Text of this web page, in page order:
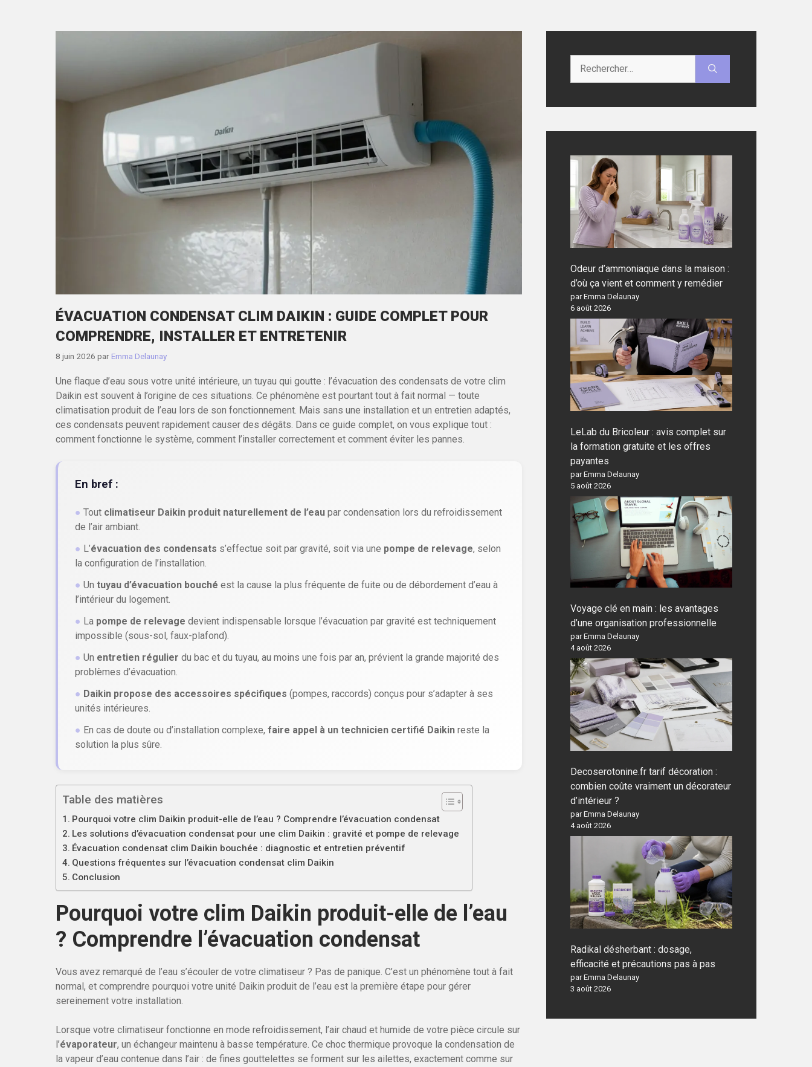
ÉVACUATION CONDENSAT CLIM DAIKIN : GUIDE COMPLET POUR
COMPRENDRE, INSTALLER ET ENTRETENIR
8 juin 2026 par Emma Delaunay
Une flaque d’eau sous votre unité intérieure, un tuyau qui goutte : l’évacuation des condensats de votre clim
Daikin est souvent à l’origine de ces situations. Ce phénomène est pourtant tout à fait normal — toute
climatisation produit de l’eau lors de son fonctionnement. Mais sans une installation et un entretien adaptés,
ces condensats peuvent rapidement causer des dégâts. Dans ce guide complet, on vous explique tout :
comment fonctionne le système, comment l’installer correctement et comment éviter les pannes.
En bref :
● Tout climatiseur Daikin produit naturellement de l’eau par condensation lors du refroidissement
de l’air ambiant.
● L’évacuation des condensats s’effectue soit par gravité, soit via une pompe de relevage, selon
la configuration de l’installation.
● Un tuyau d’évacuation bouché est la cause la plus fréquente de fuite ou de débordement d’eau à
l’intérieur du logement.
● La pompe de relevage devient indispensable lorsque l’évacuation par gravité est techniquement
impossible (sous-sol, faux-plafond).
● Un entretien régulier du bac et du tuyau, au moins une fois par an, prévient la grande majorité des
problèmes d’évacuation.
● Daikin propose des accessoires spécifiques (pompes, raccords) conçus pour s’adapter à ses
unités intérieures.
● En cas de doute ou d’installation complexe, faire appel à un technicien certifié Daikin reste la
solution la plus sûre.
Table des matières
Pourquoi votre clim Daikin produit-elle de l’eau ? Comprendre l’évacuation condensat
Les solutions d’évacuation condensat pour une clim Daikin : gravité et pompe de relevage
Évacuation condensat clim Daikin bouchée : diagnostic et entretien préventif
Questions fréquentes sur l’évacuation condensat clim Daikin
Conclusion
Pourquoi votre clim Daikin produit-elle de l’eau
? Comprendre l’évacuation condensat
Vous avez remarqué de l’eau s’écouler de votre climatiseur ? Pas de panique. C’est un phénomène tout à fait
normal, et comprendre pourquoi votre unité Daikin produit de l’eau est la première étape pour gérer
sereinement votre installation.
Lorsque votre climatiseur fonctionne en mode refroidissement, l’air chaud et humide de votre pièce circule sur
l’évaporateur, un échangeur maintenu à basse température. Ce choc thermique provoque la condensation de
la vapeur d’eau contenue dans l’air : de fines gouttelettes se forment sur les ailettes, exactement comme sur
Odeur d’ammoniaque dans la maison :
d’où ça vient et comment y remédier
par Emma Delaunay
6 août 2026
LeLab du Bricoleur : avis complet sur
la formation gratuite et les offres
payantes
par Emma Delaunay
5 août 2026
Voyage clé en main : les avantages
d’une organisation professionnelle
par Emma Delaunay
4 août 2026
Decoserotonine.fr tarif décoration :
combien coûte vraiment un décorateur
d’intérieur ?
par Emma Delaunay
4 août 2026
Radikal désherbant : dosage,
efficacité et précautions pas à pas
par Emma Delaunay
3 août 2026